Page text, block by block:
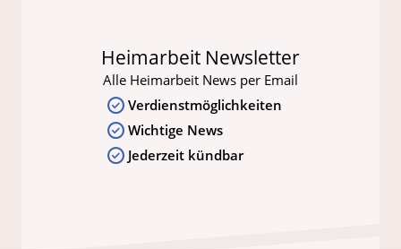
Heimarbeit Newsletter
Alle Heimarbeit News per Email
Verdienstmöglichkeiten
Wichtige News
Jederzeit kündbar